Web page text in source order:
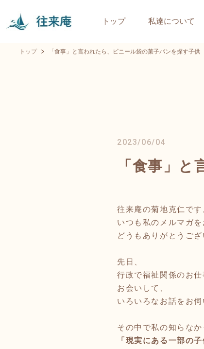
トップ 私達について
トップ 「食事」と言われたら、ビニール袋の菓子パンを探す子供
2023/06/04
「食事」
往来庵の菊地克仁です
いつも私のメルマガを
どうもありがとうござ
先日、
行政で福祉関係のお
お会いして、
いろいろなお話をお伺
その中で私の知らなか
「現実にある一部の